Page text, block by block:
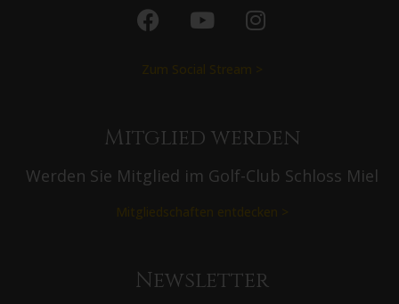
Zum Social Stream >
Mitglied werden
Werden Sie Mitglied im Golf-Club Schloss Miel
Mitgliedschaften entdecken >
Newsletter